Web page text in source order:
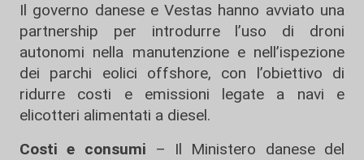
Il governo danese e Vestas hanno avviato una
partnership per introdurre l’uso di droni
autonomi nella manutenzione e nell’ispezione
dei parchi eolici offshore, con l’obiettivo di
ridurre costi e emissioni legate a navi e
elicotteri alimentati a diesel.
Costi e consumi – Il Ministero danese del